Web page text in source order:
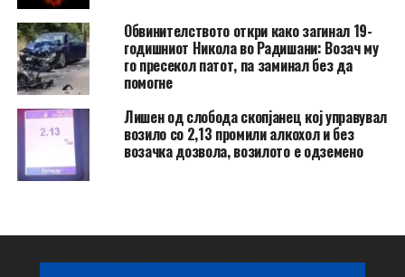
Обвинителството откри како загинал 19-
годишниот Никола во Радишани: Возач му
го пресекол патот, па заминал без да
помогне
Лишен од слобода скопјанец кој управувал
возило со 2,13 промили алкохол и без
возачка дозвола, возилото е одземено